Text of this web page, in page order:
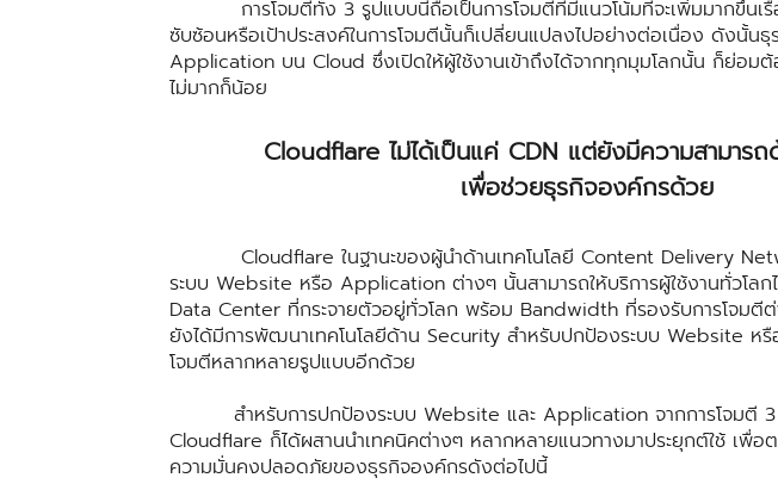
การโจมตีทั้ง 3 รูปแบบนี้ถือเป็นการโจมตีที่มีแนวโน้มที่จะเพิ่มมากขึ้นเรื่
ซับซ้อนหรือเป้าประสงค์ในการโจมตีนั้นก็เปลี่ยนแปลงไปอย่างต่อเนื่อง ดังนั้น
Application บน Cloud ซึ่งเปิดให้ผู้ใช้งานเข้าถึงได้จากทุกมุมโลกนั้น ก็ย่อม
ไม่มากก็น้อย
Cloudflare ไม่ได้เป็นแค่ CDN แต่ยังมีความสามาร
เพื่อช่วยธุรกิจองค์กรด้วย
Cloudflare ในฐานะของผู้นำด้านเทคโนโลยี Content Delivery
ระบบ Website หรือ Application ต่างๆ นั้นสามารถให้บริการผู้ใช้งานทั่วโล
Data Center ที่กระจายตัวอยู่ทั่วโลก พร้อม Bandwidth ที่รองรับการโจม
ยังได้มีการพัฒนาเทคโนโลยีด้าน Security สำหรับปกป้องระบบ Website ห
โจมตีหลากหลายรูปแบบอีกด้วย
สำหรับการปกป้องระบบ Website และ Application จากการโจมตี 3
Cloudflare ก็ได้ผสานนำเทคนิคต่างๆ หลากหลายแนวทางมาประยุกต์ใช้ เพื่อ
ความมั่นคงปลอดภัยของธุรกิจองค์กรดังต่อไปนี้